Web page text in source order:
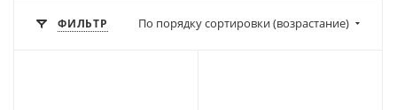
ФИЛЬТР По порядку сортировки (возрастание)